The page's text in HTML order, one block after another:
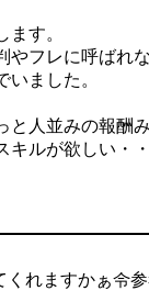
ます。
やフレに呼ばれ
いました。
と人並みの報酬
キルが欲しい・
くれますかぁ令